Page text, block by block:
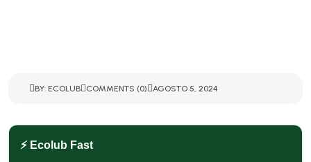
BY: ECOLUB COMMENTS (0) AGOSTO 5, 2024
⚡ Ecolub Fast